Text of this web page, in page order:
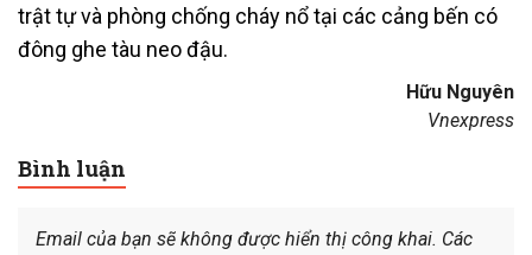
trật tự và phòng chống cháy nổ tại các cảng bến có
đông ghe tàu neo đậu.
Hữu Nguyên
Vnexpress
Bình luận
Email của bạn sẽ không được hiển thị công khai. Các